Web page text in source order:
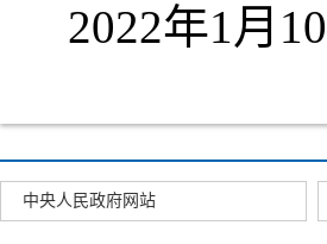
2022年1月
中央人民政府网站